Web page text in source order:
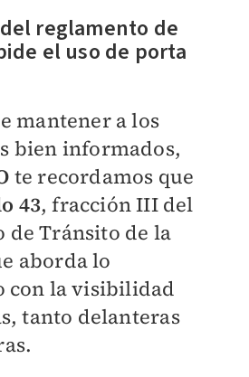
reglamento de
el uso de porta
mantener a los
bien informados,
te recordamos que
43, fracción III del
de Tránsito de la
aborda lo
con la visibilidad
tanto delanteras